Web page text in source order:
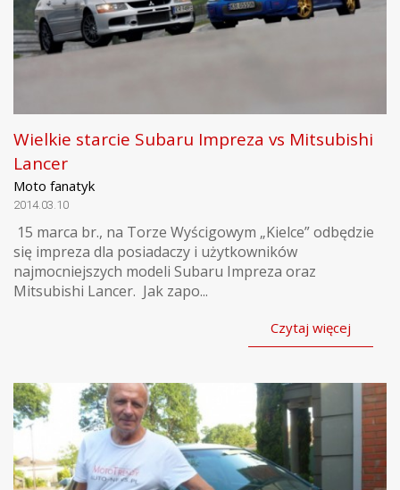
Wielkie starcie Subaru Impreza vs Mitsubishi
Lancer
Moto fanatyk
2014.03.10
15 marca br., na Torze Wyścigowym „Kielce” odbędzie
się impreza dla posiadaczy i użytkowników
najmocniejszych modeli Subaru Impreza oraz
Mitsubishi Lancer. Jak zapo...
Czytaj więcej